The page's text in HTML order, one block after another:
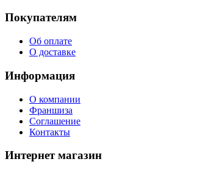
Покупателям
Об оплате
О доставке
Информация
О компании
Франшиза
Соглашение
Контакты
Интернет магазин